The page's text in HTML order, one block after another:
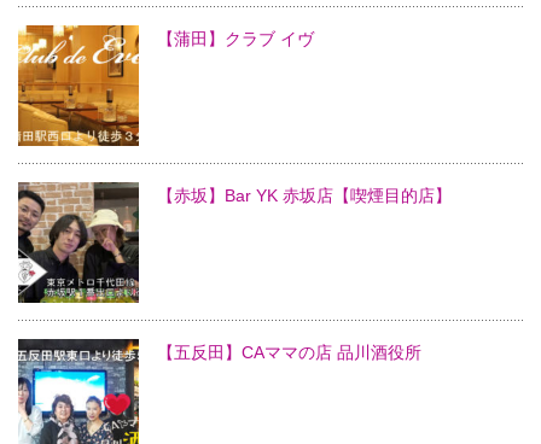
【蒲田】クラブ イヴ
【赤坂】Bar YK 赤坂店【喫煙目的店】
【五反田】CAママの店 品川酒役所